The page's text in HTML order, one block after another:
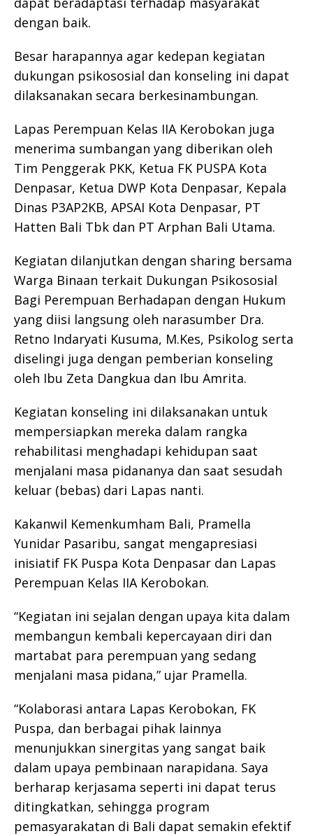
dengan baik.
Besar harapannya agar kedepan kegiatan
dukungan psikososial dan konseling ini dapat
dilaksanakan secara berkesinambungan.
Lapas Perempuan Kelas IIA Kerobokan juga
menerima sumbangan yang diberikan oleh
Tim Penggerak PKK, Ketua FK PUSPA Kota
Denpasar, Ketua DWP Kota Denpasar, Kepala
Dinas P3AP2KB, APSAI Kota Denpasar, PT
Hatten Bali Tbk dan PT Arphan Bali Utama.
Kegiatan dilanjutkan dengan sharing bersama
Warga Binaan terkait Dukungan Psikososial
Bagi Perempuan Berhadapan dengan Hukum
yang diisi langsung oleh narasumber Dra.
Retno Indaryati Kusuma, M.Kes, Psikolog serta
diselingi juga dengan pemberian konseling
oleh Ibu Zeta Dangkua dan Ibu Amrita.
Kegiatan konseling ini dilaksanakan untuk
mempersiapkan mereka dalam rangka
rehabilitasi menghadapi kehidupan saat
menjalani masa pidananya dan saat sesudah
keluar (bebas) dari Lapas nanti.
Kakanwil Kemenkumham Bali, Pramella
Yunidar Pasaribu, sangat mengapresiasi
inisiatif FK Puspa Kota Denpasar dan Lapas
Perempuan Kelas IIA Kerobokan.
“Kegiatan ini sejalan dengan upaya kita dalam
membangun kembali kepercayaan diri dan
martabat para perempuan yang sedang
menjalani masa pidana,” ujar Pramella.
“Kolaborasi antara Lapas Kerobokan, FK
Puspa, dan berbagai pihak lainnya
menunjukkan sinergitas yang sangat baik
dalam upaya pembinaan narapidana. Saya
berharap kerjasama seperti ini dapat terus
ditingkatkan, sehingga program
pemasyarakatan di Bali dapat semakin efektif